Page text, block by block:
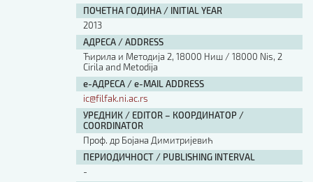
ПОЧЕТНА ГОДИНА / INITIAL YEAR
2013
АДРЕСА / ADDRESS
Ћирила и Методија 2, 18000 Ниш / 18000 Nis, 2
Cirila and Metodija
е-АДРЕСА / e-MAIL ADDRESS
ic@filfak.ni.ac.rs
УРЕДНИК / EDITOR – КООРДИНАТОР /
COORDINATOR
Проф. др Бојана Димитријевић
ПЕРИОДИЧНОСТ / PUBLISHING INTERVAL
-